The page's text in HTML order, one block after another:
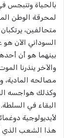
بالحياة وتنبجس
لمحرقة الوطن
متحالفين،
السوداني الآن
بينهما هو أن
والآخر ينذرنا
مصالحه المادية،
وكذلك هواجسه
البقاء في
لأيديولوجية
هذا الشعب الذي